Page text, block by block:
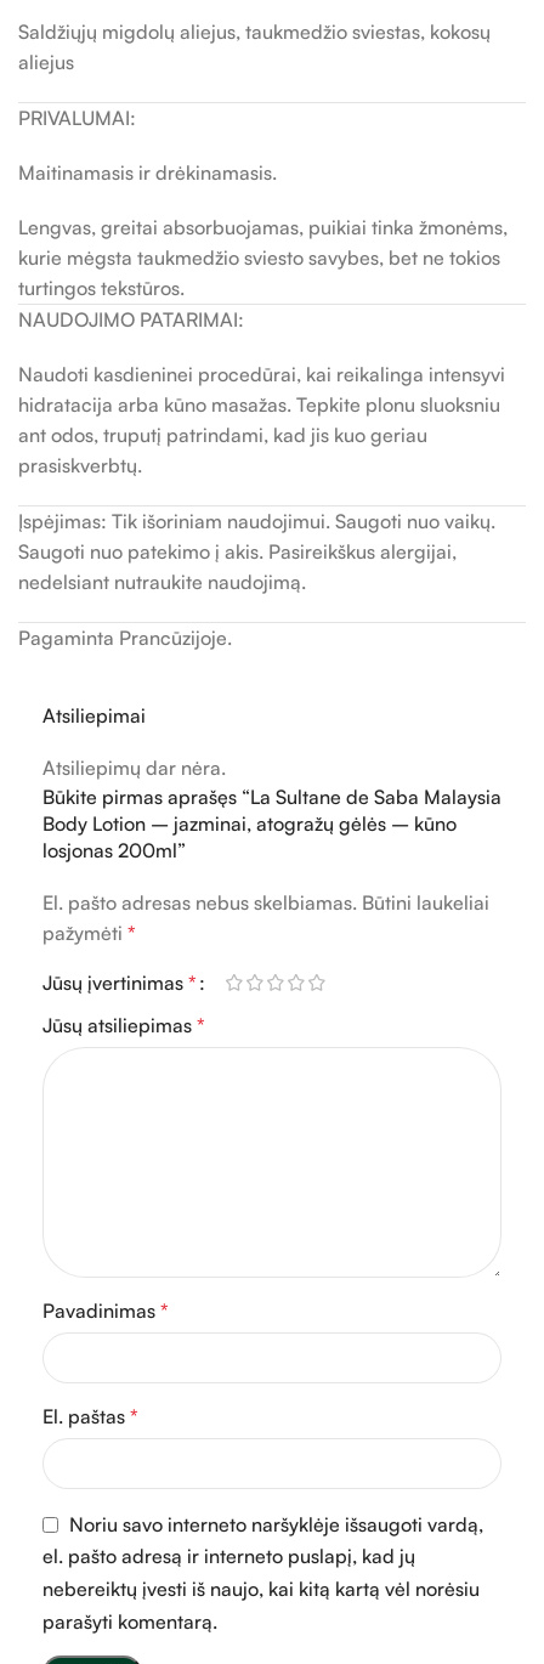
Saldžiųjų migdolų aliejus, taukmedžio sviestas, kokosų
aliejus
PRIVALUMAI:
Maitinamasis ir drėkinamasis.
Lengvas, greitai absorbuojamas, puikiai tinka žmonėms,
kurie mėgsta taukmedžio sviesto savybes, bet ne tokios
turtingos tekstūros.
NAUDOJIMO PATARIMAI:
Naudoti kasdieninei procedūrai, kai reikalinga intensyvi
hidratacija arba kūno masažas. Tepkite plonu sluoksniu
ant odos, truputį patrindami, kad jis kuo geriau
prasiskverbtų.
Įspėjimas: Tik išoriniam naudojimui. Saugoti nuo vaikų.
Saugoti nuo patekimo į akis. Pasireikškus alergijai,
nedelsiant nutraukite naudojimą.
Pagaminta Prancūzijoje.
Atsiliepimai
Atsiliepimų dar nėra.
Būkite pirmas aprašęs “La Sultane de Saba Malaysia
Body Lotion – jazminai, atogražų gėlės – kūno
losjonas 200ml”
El. pašto adresas nebus skelbiamas. Būtini laukeliai
pažymėti *
Jūsų įvertinimas *
Jūsų atsiliepimas *
Pavadinimas *
El. paštas *
Noriu savo interneto naršyklėje išsaugoti vardą,
el. pašto adresą ir interneto puslapį, kad jų
nebereiktų įvesti iš naujo, kai kitą kartą vėl norėsiu
parašyti komentarą.